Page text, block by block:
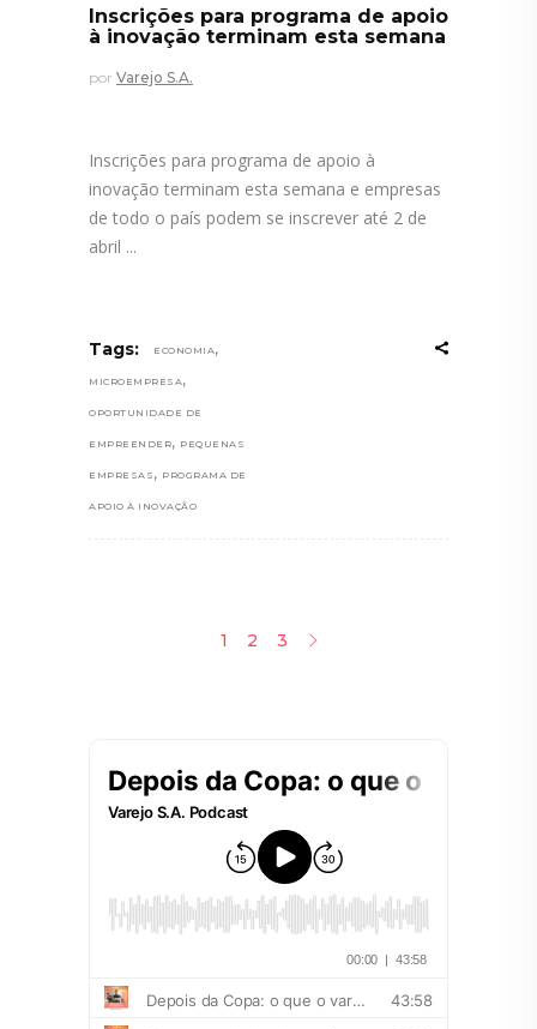
Inscrições para programa de apoio
à inovação terminam esta semana
por Varejo S.A.
Inscrições para programa de apoio à
inovação terminam esta semana e empresas
de todo o país podem se inscrever até 2 de
abril
Tags: ECONOMIA ,
MICROEMPRESA ,
OPORTUNIDADE DE
EMPREENDER, PEQUENAS
EMPRESAS , PROGRAMA DE
APOIO À INOVAÇÃO
1 2 3